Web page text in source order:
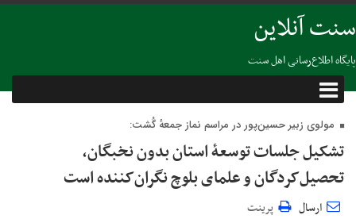
سنت آنلاین
پایگاه اطلاع‌رسانی اهل سنت
مولوی زبیر حسین‌پور در مراسم نماز جمعهٔ گُشت:
تشکیل جلسات توسعهٔ استان بدون نخبگان،
تحصیل‌کردگان و علمای بلوچ نگران‌کننده است
ارسال پرینت